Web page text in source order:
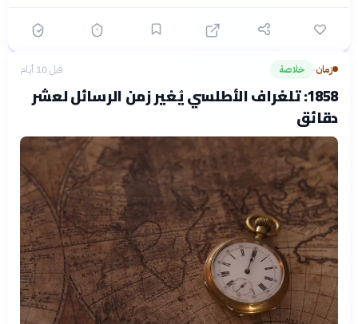
زمان› خلاصة قبل 10 أيام
1858: تلغراف الأطلسي يُغير زمن الرسائل لعشر
دقائق